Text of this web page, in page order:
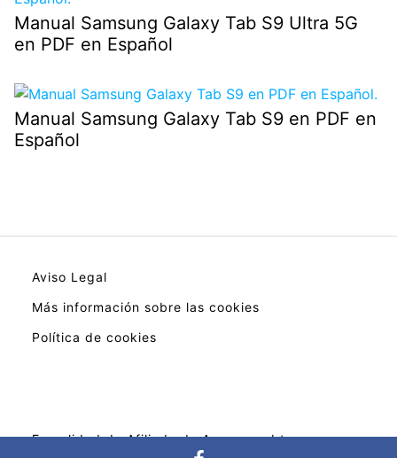
Manual Samsung Galaxy Tab S9 Ultra 5G
en PDF en Español
Manual Samsung Galaxy Tab S9 en PDF en
Español
Aviso Legal
Más información sobre las cookies
Política de cookies
En calidad de Afiliado de Amazon, obtengo